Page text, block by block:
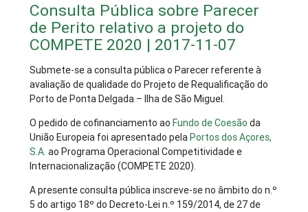
Consulta Pública sobre Parecer
de Perito relativo a projeto do
COMPETE 2020 | 2017-11-07
Submete-se a consulta pública o Parecer referente à
avaliação de qualidade do Projeto de Requalificação do
Porto de Ponta Delgada – Ilha de São Miguel.
O pedido de cofinanciamento ao Fundo de Coesão da
União Europeia foi apresentado pela Portos dos Açores,
S.A. ao Programa Operacional Competitividade e
Internacionalização (COMPETE 2020).
A presente consulta pública inscreve-se no âmbito do n.º
5 do artigo 18º do Decreto-Lei n.º 159/2014, de 27 de